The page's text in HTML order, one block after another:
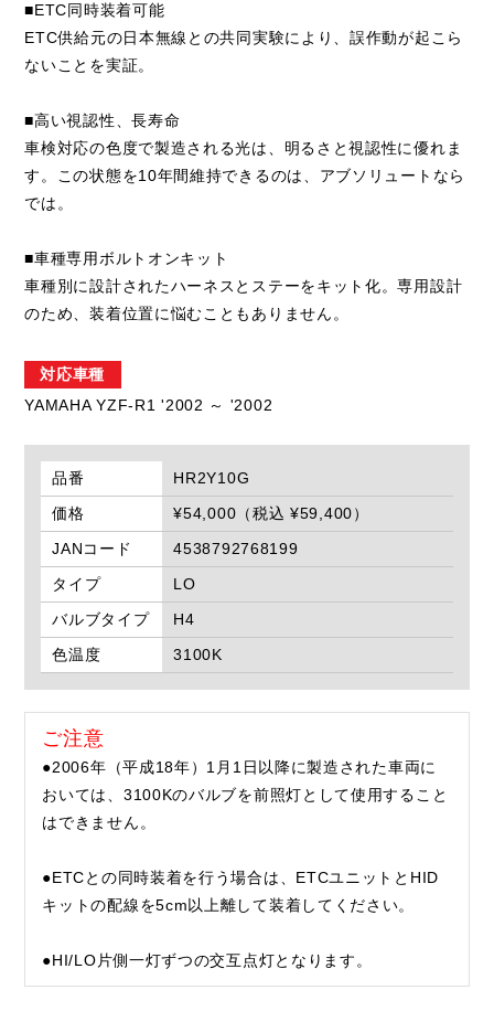
■ETC同時装着可能
ETC供給元の日本無線との共同実験により、誤作動が起こら
ないことを実証。
■高い視認性、長寿命
車検対応の色度で製造される光は、明るさと視認性に優れま
す。この状態を10年間維持できるのは、アブソリュートなら
では。
■車種専用ボルトオンキット
車種別に設計されたハーネスとステーをキット化。専用設計
のため、装着位置に悩むこともありません。
対応車種
YAMAHA YZF-R1 '2002 ～ '2002
品番
HR2Y10G
価格
¥54,000（税込 ¥59,400）
JANコード
4538792768199
タイプ
LO
バルブタイプ
H4
色温度
3100K
ご注意
●2006年（平成18年）1月1日以降に製造された車両に
おいては、3100Kのバルブを前照灯として使用すること
はできません。
●ETCとの同時装着を行う場合は、ETCユニットとHID
キットの配線を5cm以上離して装着してください。
●HI/LO片側一灯ずつの交互点灯となります。